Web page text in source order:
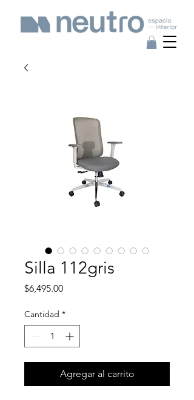
Silla 112gris
$6,495.00Precio
Cantidad *
Agregar al carrito